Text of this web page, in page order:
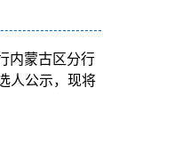
内蒙古区分行
人公示，现将